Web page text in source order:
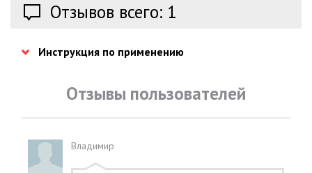
Отзывов всего: 1
Инструкция по применению
Отзывы пользователей
Владимир